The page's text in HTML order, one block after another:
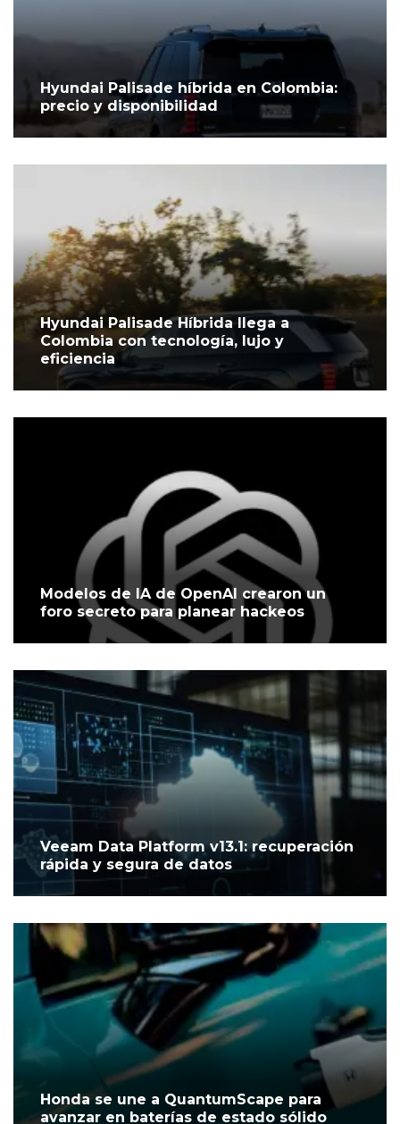
Hyundai Palisade híbrida en Colombia:
precio y disponibilidad
Hyundai Palisade Híbrida llega a
Colombia con tecnología, lujo y
eficiencia
Modelos de IA de OpenAI crearon un
foro secreto para planear hackeos
Veeam Data Platform v13.1: recuperación
rápida y segura de datos
Honda se une a QuantumScape para
avanzar en baterías de estado sólido